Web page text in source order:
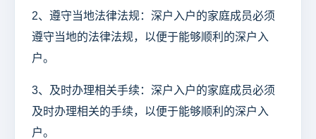
2、遵守当地法律法规：深户入户的家庭成员必须
遵守当地的法律法规，以便于能够顺利的深户入
户。
3、及时办理相关手续：深户入户的家庭成员必须
及时办理相关的手续，以便于能够顺利的深户入
户。